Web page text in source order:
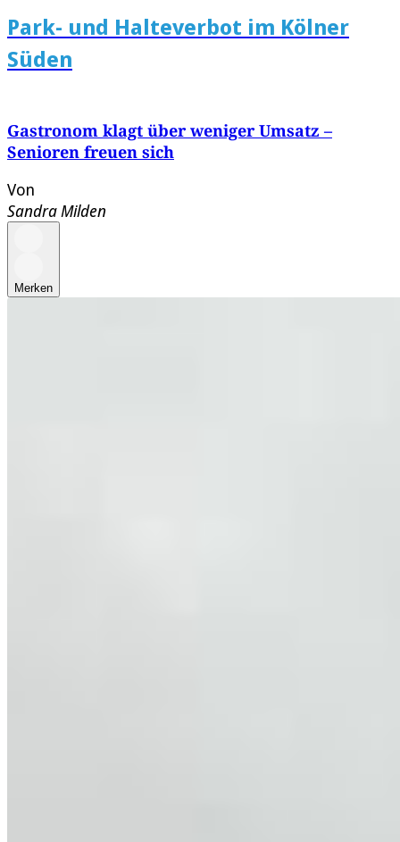
Park- und Halteverbot im Kölner
Süden
Gastronom klagt über weniger Umsatz –
Senioren freuen sich
Von
Sandra Milden
Merken